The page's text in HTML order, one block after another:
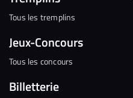
Tous les tremplins
Jeux-Concours
Tous les concours
Billetterie